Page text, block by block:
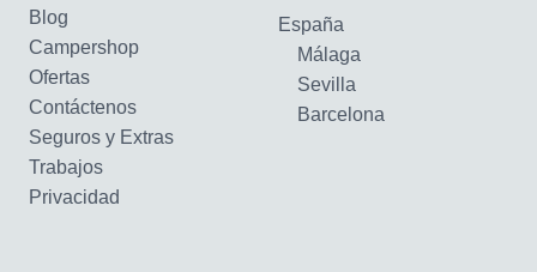
Blog
Campershop
Ofertas
Contáctenos
Seguros y Extras
Trabajos
Privacidad
España
Málaga
Sevilla
Barcelona